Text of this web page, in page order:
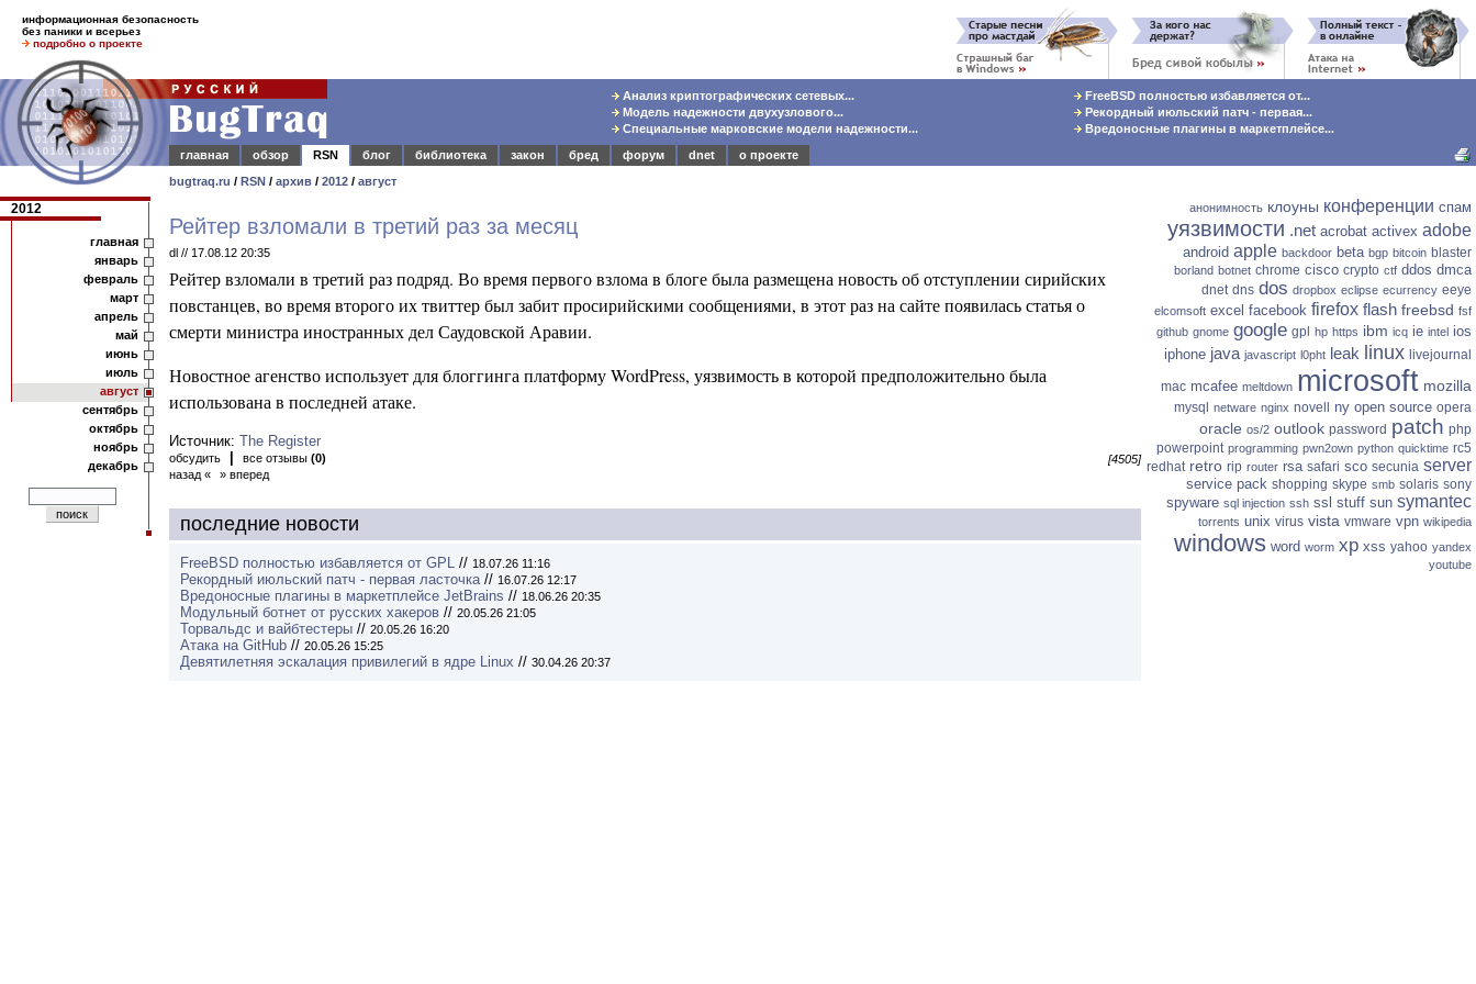
информационная безопасность
без паники и всерьез
подробно о проекте
Анализ криптографических сетевых...
Модель надежности двухузлового...
Специальные марковские модели надежности...
FreeBSD полностью избавляется от...
Рекордный июльский патч - первая...
Вредоносные плагины в маркетплейсе...
главная
обзор RSN блог библиотека закон бред форум dnet
о проекте
bugtraq.ru / RSN / архив / 2012 / август
2012
главная
январь
февраль
март
апрель
май
июнь
июль
август
сентябрь
октябрь
ноябрь
декабрь
Рейтер взломали в третий раз за месяц
dl // 17.08.12 20:35
Рейтер взломали в третий раз подряд. Во время первого взлома в блоге была размещена новость об отступлении сирийских
повстанцев, во время второго их твиттер был забит просирийскими сообщениями, в этот раз на сайте появилась статья о
смерти министра иностранных дел Саудовской Аравии.
Новостное агенство использует для блоггинга платформу WordPress, уязвимость в которой предположительно была
использована в последней атаке.
Источник: The Register
обсудить все отзывы (0)
[4505]
назад «
» вперед
последние новости
FreeBSD полностью избавляется от GPL // 18.07.26 11:16
Рекордный июльский патч - первая ласточка// 16.07.26 12:17
Вредоносные плагины в маркетплейсе JetBrains // 18.06.26 20:35
Модульный ботнет от русских хакеров // 20.05.26 21:05
Торвальдс и вайбтестеры // 20.05.26 16:20
Атака на GitHub // 20.05.26 15:25
Девятилетняя эскалация привилегий в ядре Linux // 30.04.26 20:37
анонимность клоуны конференции спам
уязвимости .net acrobat activex adobe
android apple backdoor beta bgp bitcoin blaster
borland botnet chrome cisco crypto ctf ddos dmca
dnet dns dos dropbox eclipse ecurrency eeye
elcomsoft excel facebook firefox flash freebsd fsf
github gnome google gpl hp https ibm icq ie intel ios
iphone java javascript l0pht leak linux livejournal
mac mcafee meltdown microsoft mozilla
mysql netware nginx novell ny open source opera
oracle os/2 outlook password patch php
powerpoint programming pwn2own python quicktime rc5
redhat retro rip router rsa safari sco secunia server
service pack shopping skype smb solaris sony
spyware sql injection ssh ssl stuff sun symantec
torrents unix virus vista vmware vpn wikipedia
windows word worm xp xss yahoo yandex
youtube